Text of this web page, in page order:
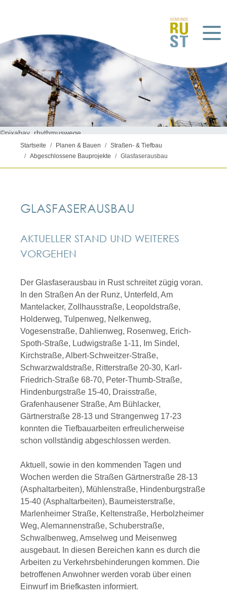
©pixabay_rhythmuswege
Startseite Planen & Bauen
Straßen- & Tiefbau
Abgeschlossene Bauprojekte
Glasfaserausbau
GLASFASERAUSBAU
AKTUELLER STAND UND WEITERES
VORGEHEN
Der Glasfaserausbau in Rust schreitet zügig voran.
In den Straßen An der Runz, Unterfeld, Am
Mantelacker, Zollhausstraße, Leopoldstraße,
Holderweg, Tulpenweg, Nelkenweg,
Vogesenstraße, Dahlienweg, Rosenweg, Erich-
Spoth-Straße, Ludwigstraße 1-11, Im Sindel,
Kirchstraße, Albert-Schweitzer-Straße,
Schwarzwaldstraße, Ritterstraße 20-30, Karl-
Friedrich-Straße 68-70, Peter-Thumb-Straße,
Hindenburgstraße 15-40, Draisstraße,
Grafenhausener Straße, Am Bühlacker,
Gärtnerstraße 28-13 und Strangenweg 17-23
konnten die Tiefbauarbeiten erfreulicherweise
schon vollständig abgeschlossen werden.
Aktuell, sowie in den kommenden Tagen und
Wochen werden die Straßen Gärtnerstraße 28-13
(Asphaltarbeiten), Mühlenstraße, Hindenburgstraße
15-40 (Asphaltarbeiten), Baumeisterstraße,
Marlenheimer Straße, Keltenstraße, Herbolzheimer
Weg, Alemannenstraße, Schuberstraße,
Schwalbenweg, Amselweg und Meisenweg
ausgebaut. In diesen Bereichen kann es durch die
Arbeiten zu Verkehrsbehinderungen kommen. Die
betroffenen Anwohner werden vorab über einen
Einwurf im Briefkasten informiert.